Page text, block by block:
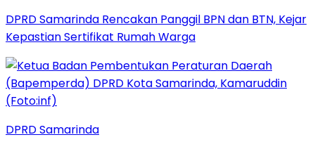
DPRD Samarinda Rencakan Panggil BPN dan BTN, Kejar
Kepastian Sertifikat Rumah Warga
DPRD Samarinda